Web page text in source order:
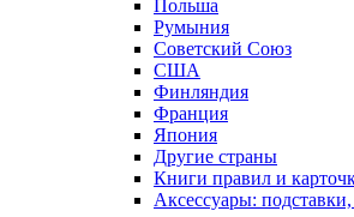
Польша
Румыния
Советский Союз
США
Финляндия
Франция
Япония
Другие страны
Книги правил и
Аксессуары: